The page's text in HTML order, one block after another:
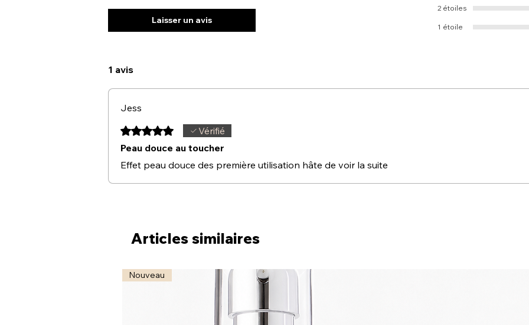
Laisser un avis
2 étoiles
1 étoile
1 avis
Jess
Noté 5 sur 5.
Vérifié
Peau douce au toucher
Effet peau douce des première utilisation hâte de voir la suite
Articles similaires
Nouveau